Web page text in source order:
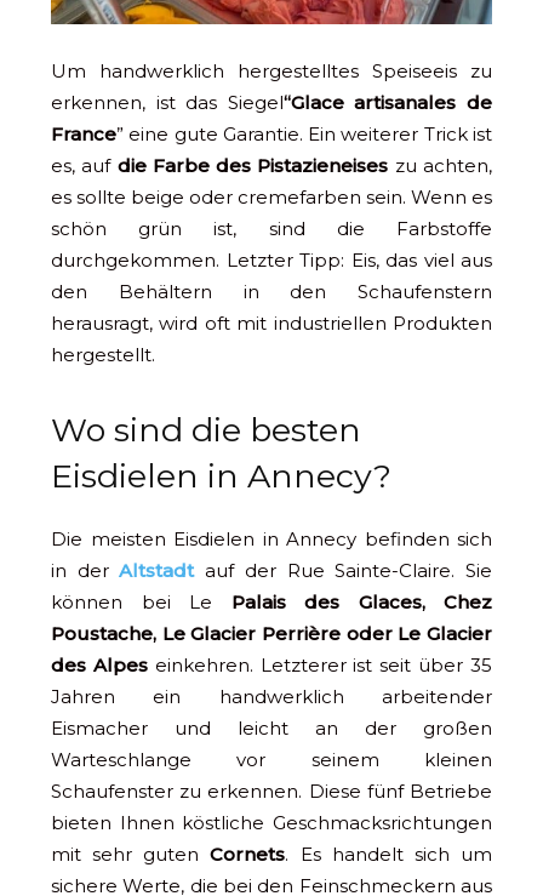
Um handwerklich hergestelltes Speiseeis zu
erkennen, ist das Siegel“Glace artisanales de
France” eine gute Garantie. Ein weiterer Trick ist
es, auf die Farbe des Pistazieneises zu achten,
es sollte beige oder cremefarben sein. Wenn es
schön grün ist, sind die Farbstoffe
durchgekommen. Letzter Tipp: Eis, das viel aus
den Behältern in den Schaufenstern
herausragt, wird oft mit industriellen Produkten
hergestellt.
Wo sind die besten
Eisdielen in Annecy?
Die meisten Eisdielen in Annecy befinden sich
in derAltstadtauf der Rue Sainte-Claire. Sie
können bei Le Palais des Glaces, Chez
Poustache, Le Glacier Perrière oder Le Glacier
des Alpeseinkehren. Letzterer ist seit über 35
Jahren ein handwerklich arbeitender
Eismacher und leicht an der großen
Warteschlange vor seinem kleinen
Schaufenster zu erkennen. Diese fünf Betriebe
bieten Ihnen köstliche Geschmacksrichtungen
mit sehr gutenCornets. Es handelt sich um
sichere Werte, die bei den Feinschmeckern aus